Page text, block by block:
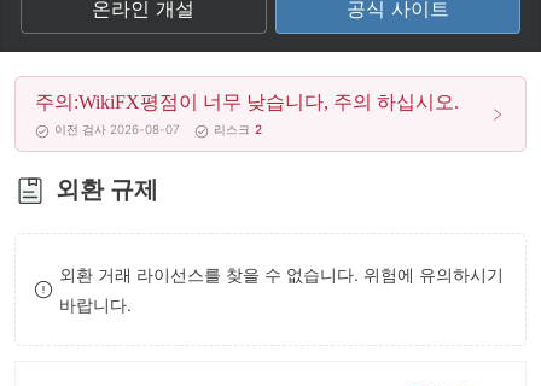
4
5
6
7
8
9
2
3
4
5
6
7
8
4
5
6
7
8
9
온라인 개설 공식 사이트
주의:WikiFX평점이 너무 낮습니다, 주의 하십시오.
이전 검사 2026-08-07 리스크 2
외환 규제
외환 거래 라이선스를 찾을 수 없습니다. 위험에 유의하시기
바랍니다.